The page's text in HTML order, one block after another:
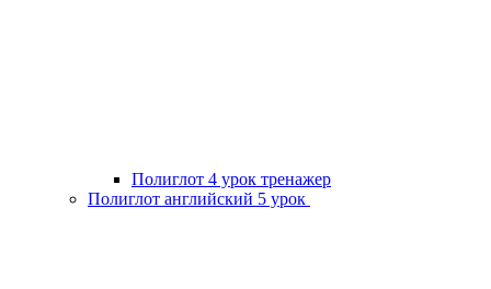
Полиглот 4 урок тренажер
Полиглот английский 5 урок